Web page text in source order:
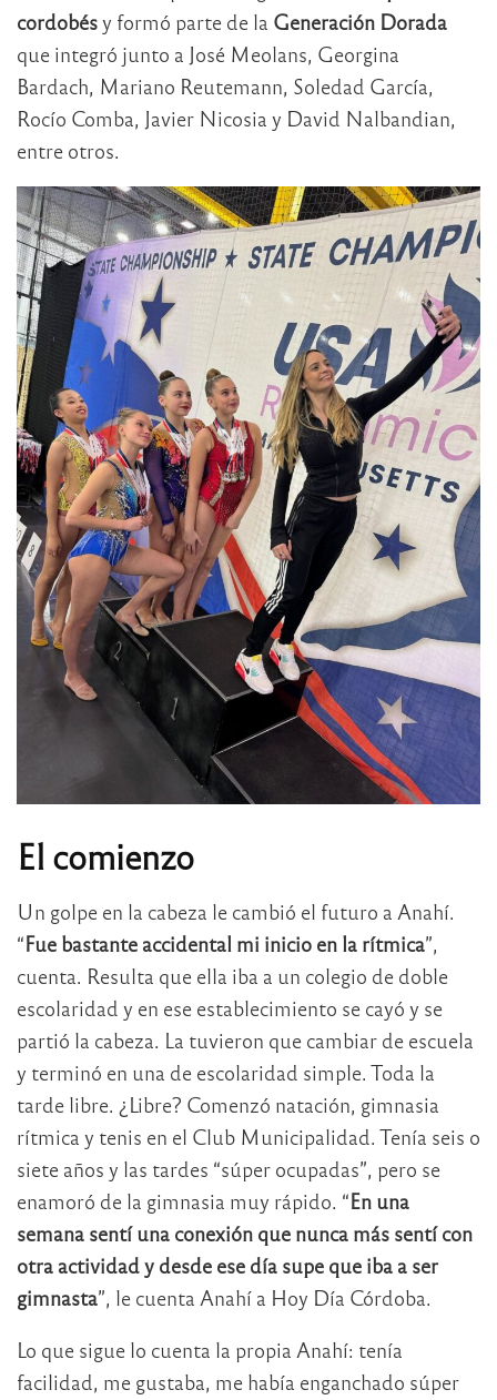
cordobésy formó parte de la Generación Dorada
que integró junto a José Meolans, Georgina
Bardach, Mariano Reutemann, Soledad García,
Rocío Comba, Javier Nicosia y David Nalbandian,
entre otros.
El comienzo
Un golpe en la cabeza le cambió el futuro a Anahí.
“Fue bastante accidental mi inicio en la rítmica”,
cuenta. Resulta que ella iba a un colegio de doble
escolaridad y en ese establecimiento se cayó y se
partió la cabeza. La tuvieron que cambiar de escuela
y terminó en una de escolaridad simple. Toda la
tarde libre. ¿Libre? Comenzó natación, gimnasia
rítmica y tenis en el Club Municipalidad. Tenía seis o
siete años y las tardes “súper ocupadas”, pero se
enamoró de la gimnasia muy rápido. “En una
semana sentí una conexión que nunca más sentí con
otra actividad y desde ese día supe que iba a ser
gimnasta”, le cuenta Anahí a Hoy Día Córdoba.
Lo que sigue lo cuenta la propia Anahí: tenía
facilidad, me gustaba, me había enganchado súper